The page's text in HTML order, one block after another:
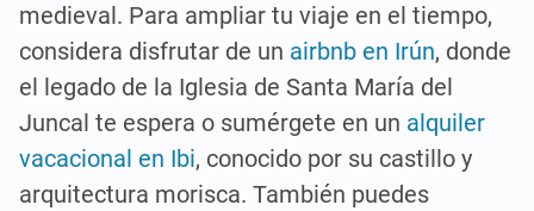
medieval. Para ampliar tu viaje en el tiempo,
considera disfrutar de un airbnb en Irún, donde
el legado de la Iglesia de Santa María del
Juncal te espera o sumérgete en un alquiler
vacacional en Ibi, conocido por su castillo y
arquitectura morisca. También puedes